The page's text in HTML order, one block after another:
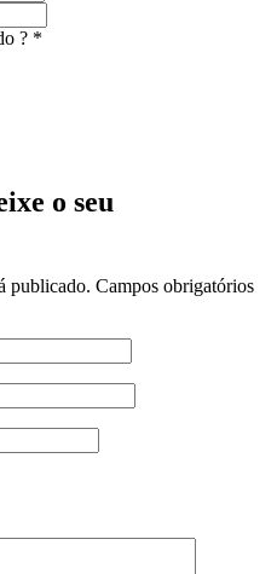
? *
o seu
publicado. Campos obrigatórios